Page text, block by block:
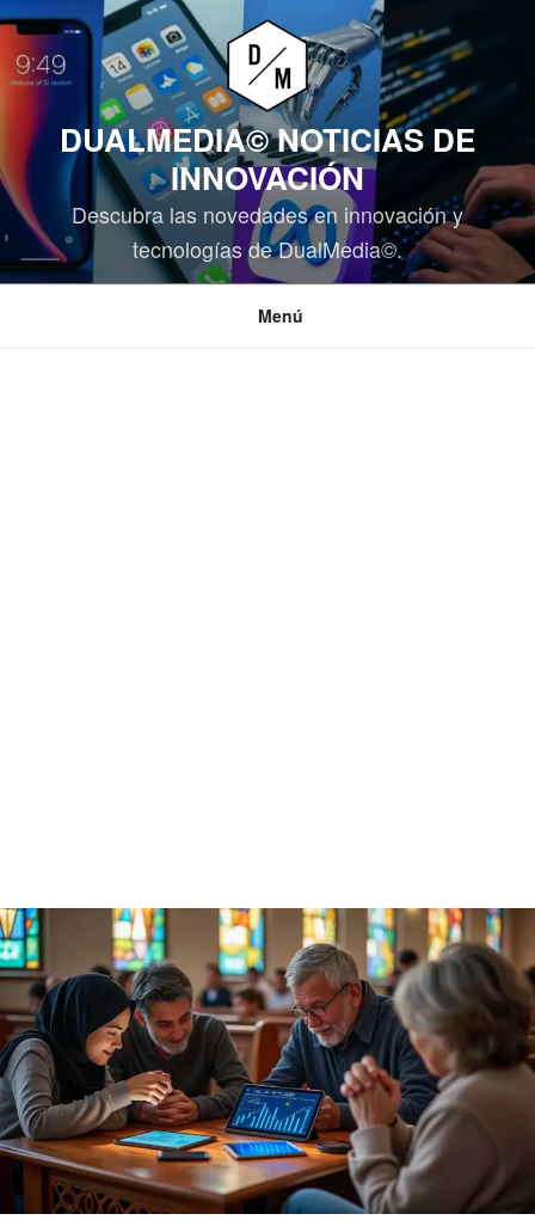
Saltar
contenido
DUALMEDIA© NOTICIAS DE
INNOVACIÓN
Descubra las novedades en innovación y
tecnologías de DualMedia©.
Menú